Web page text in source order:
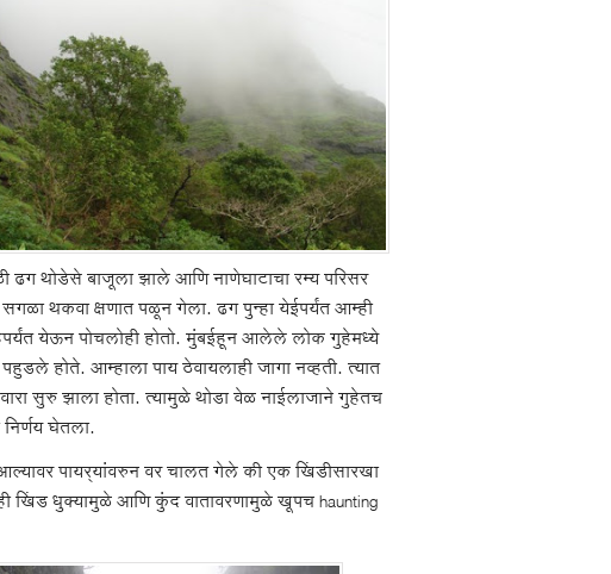
ढग थोडेसे बाजूला झाले आणि नाणेघाटाचा रम्य परिसर
थकवा क्षणात पळून गेला. ढग पुन्हा येईपर्यंत आम्ही
येऊन पोचलोही होतो. मुंबईहून आलेले लोक गुहेमध्ये
होते. आम्हाला पाय ठेवायलाही जागा नव्हती. त्यात
सुरु झाला होता. त्यामुळे थोडा वेळ नाईलाजाने गुहेतच
घेतला.
पायर्‍यांवरुन वर चालत गेले की एक खिंडीसारखा
खिंड धुक्यामुळे आणि कुंद वातावरणामुळे खूपच haunting